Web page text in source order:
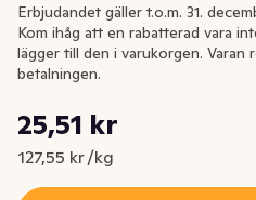
Nuvarande pris är: 25,51 kr
25,51 kr
127,55 kr /kg
Styckpris: 127,55 kr /kg
Erbjudandet gäller t.o.m. 31.
Kom ihåg att en rabatterad vara
lägger till den i varukorgen. Varan
betalningen.